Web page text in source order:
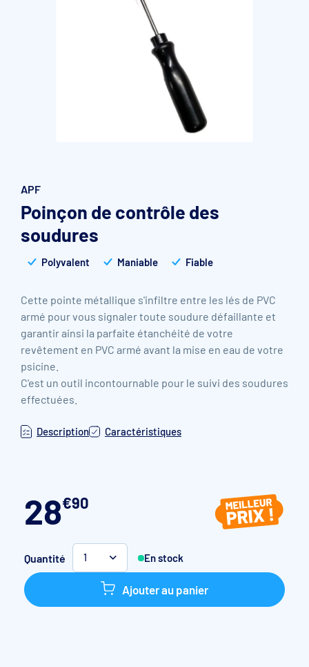
Accessoires et pièces détachées filtration
Pompe de filtration à vitesse variable
Vannes multivoies filtres à sable
APF
Poinçon de contrôle des
soudures
Polyvalent Maniable Fiable
Cette pointe métallique s'infiltre entre les lés de PVC
armé pour vous signaler toute soudure défaillante et
garantir ainsi la parfaite étanchéité de votre
revêtement en PVC armé avant la mise en eau de votre
psicine.
C'est un outil incontournable pour le suivi des soudures
effectuées.
Description Caractéristiques
28€90
Quantité 1 En stock
Ajouter au panier